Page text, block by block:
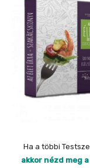
Ha a többi
akkor nézd meg